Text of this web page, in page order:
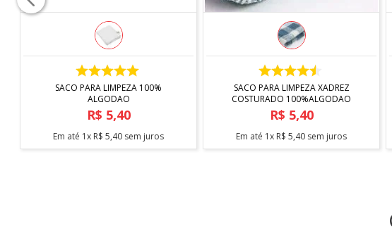
COMPRAR
SACO PARA LIMPEZA 100%
ALGODAO
R$ 5,40
Em até 1x R$ 5,40 sem juros
COMPRAR
SACO PARA LIMPEZA XADREZ
COSTURADO 100%ALGODAO
R$ 5,40
Em até 1x R$ 5,40 sem juros